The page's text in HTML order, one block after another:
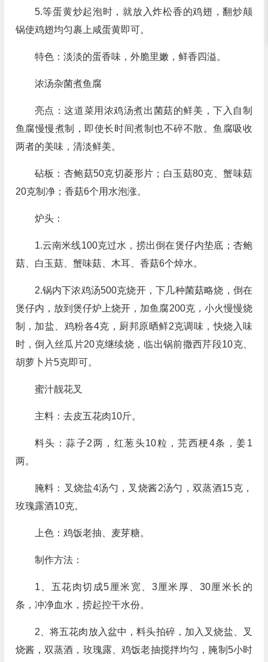
5.等蛋黄炒起泡时，就放入炸松香的鸡翅，翻炒颠
锅使鸡翅均匀裹上咸蛋黄即可。
特色：淡淡的蛋香味，外脆里嫩，鲜香四溢。
浓汤杂菌煮鱼腐
亮点：这道菜用浓鸡汤煮出菌菇的鲜美，下入自制
鱼腐慢慢煮制，即使长时间煮制也不碎不散。鱼腐吸收
两者的美味，清淡鲜美。
砧板：杏鲍菇50克切菱形片；白玉菇80克、蟹味菇
20克制净；香菇6个用水泡涨。
炉头：
1.云南米线100克过水，捞出倒在煲仔内垫底；杏鲍
菇、白玉菇、蟹味菇、木耳、香菇6个焯水。
2.锅内下浓鸡汤500克烧开，下几种菌菇略烧，倒在
煲仔内，放到煲仔炉上烧开，加鱼腐200克，小火慢慢烧
制，加盐、鸡粉各4克，厨邦原晒鲜2克调味，快烧入味
时，倒入丝瓜片20克继续烧，临出锅前撒西芹段10克、
胡萝卜片5克即可。
蜜汁靓花叉
主料：去皮五花肉10斤。
料头：蒜子2两，红葱头10粒，芫西梗4条，姜1
两。
腌料：叉烧盐4汤勺，叉烧酱2汤勺，双蒸酒15克，
玫瑰露酒10克。
上色：鸡饭老抽、麦芽糖。
制作方法：
1、五花肉切成5厘米宽、3厘米厚、30厘米长的
条，冲净血水，捞起控干水份。
2、将五花肉放入盆中，料头拍碎，加入叉烧盐、叉
烧酱，双蒸酒，玫瑰露、鸡饭老抽搅拌均匀，腌制5小时